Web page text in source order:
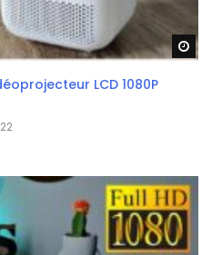
LCD 1080P